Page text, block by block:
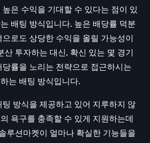
은 수익을 기대할 수 있다는 점이 있
배팅 방식입니다. 높은 배당률 덕분
로도 상당한 수익을 올릴 가능성이
산 투자하는 대신, 확신 있는 몇 경기
률을 노리는 전략으로 접근하시는
는 배팅 방식입니다.
방식을 제공하고 있어 지루하지 않
욕구를 충족할 수 있게 지원하는데
루션마켓이 얼마나 확실한 기능들을